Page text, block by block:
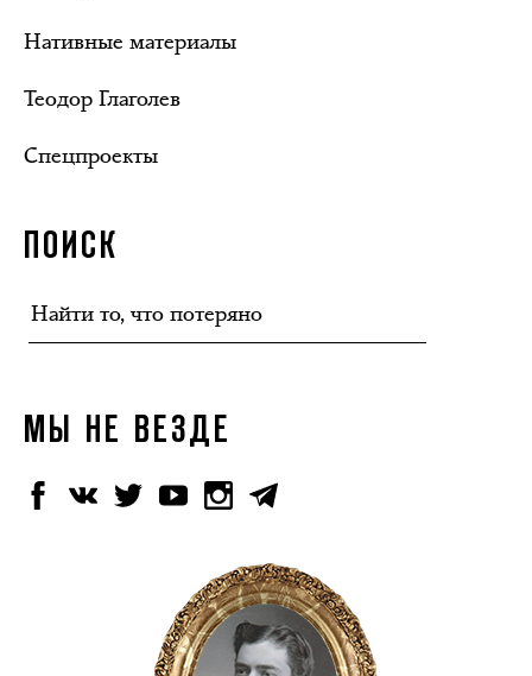
Нативные материалы
Теодор Глаголев
Спецпроекты
ПОИСК
МЫ НЕ ВЕЗДЕ